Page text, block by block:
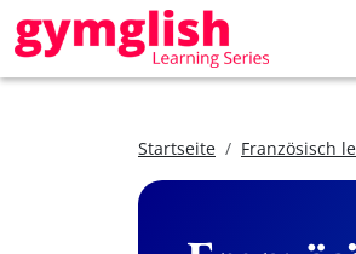
Startseite Französisch